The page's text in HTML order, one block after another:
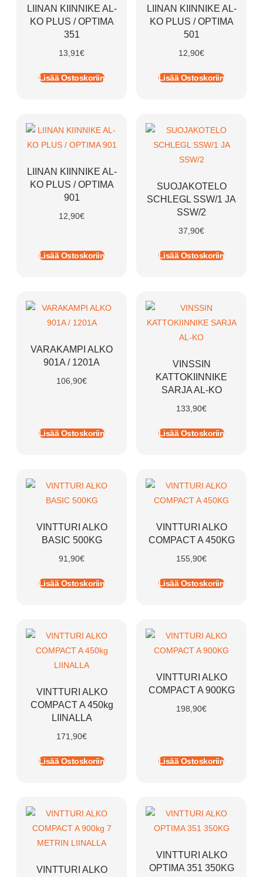
LIINAN KIINNIKE AL-
KO PLUS / OPTIMA
351
13,91€
Lisää Ostoskoriin
LIINAN KIINNIKE AL-
KO PLUS / OPTIMA
501
12,90€
Lisää Ostoskoriin
LIINAN KIINNIKE AL-
KO PLUS / OPTIMA
901
12,90€
Lisää Ostoskoriin
SUOJAKOTELO
SCHLEGL SSW/1 JA
SSW/2
37,90€
Lisää Ostoskoriin
VARAKAMPI ALKO
901A / 1201A
106,90€
Lisää Ostoskoriin
VINSSIN
KATTOKIINNIKE
SARJA AL-KO
133,90€
Lisää Ostoskoriin
VINTTURI ALKO
BASIC 500KG
91,90€
Lisää Ostoskoriin
VINTTURI ALKO
COMPACT A 450KG
155,90€
Lisää Ostoskoriin
VINTTURI ALKO
COMPACT A 450kg
LIINALLA
171,90€
Lisää Ostoskoriin
VINTTURI ALKO
COMPACT A 900KG
198,90€
Lisää Ostoskoriin
VINTTURI ALKO
VINTTURI ALKO
OPTIMA 351 350KG